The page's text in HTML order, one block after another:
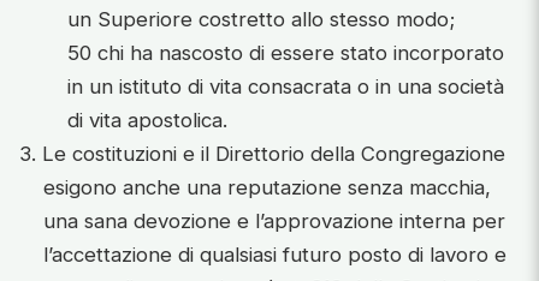
un Superiore costretto allo stesso modo;
50 chi ha nascosto di essere stato incorporato
in un istituto di vita consacrata o in una società
di vita apostolica.
3. Le costituzioni e il Direttorio della Congregazione
esigono anche una reputazione senza macchia,
una sana devozione e l’approvazione interna per
l’accettazione di qualsiasi futuro posto di lavoro e